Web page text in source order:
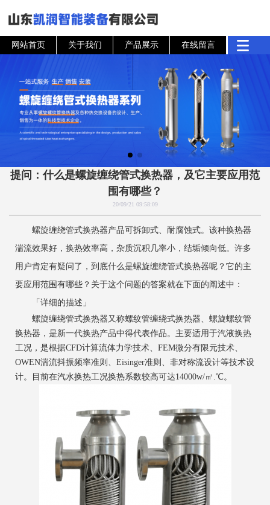
网站首页 关于我们 产品展示 在线留言
提问：什么是螺旋缠绕管式换热器，及它主要应用范
围有哪些？
20/09/21 09:58:09
螺旋缠绕管式换热器产品可拆卸式、耐腐蚀式。该种换热器
湍流效果好，换热效率高，杂质沉积几率小，结垢倾向低。许多
用户肯定有疑问了，到底什么是螺旋缠绕管式换热器呢？它的主
要应用范围有哪些？关于这个问题的答案就在下面的阐述中：
「详细的描述」
螺旋缠绕管式换热器又称螺纹管缠绕式换热器、螺旋螺纹管
换热器，是新一代换热产品中得代表作品。主要适用于汽液换热
工况，是根据CFD计算流体力学技术、FEM微分有限元技术、
OWEN湍流抖振频率准则、Eisinger准则、非对称流设计等技术设
计。目前在汽水换热工况换热系数较高可达14000w/㎡.℃。